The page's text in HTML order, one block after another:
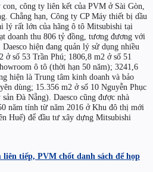
công ty liên kết của PVM ở Sài Gòn,
Chẳng hạn, Công ty CP Máy thiết bị dầu
lý rất lớn của hãng ô tô Mitsubishi tại
doanh thu 806 tỷ đồng, tương đương với
hiện đang quản lý sử dụng nhiều
số 53 Trần Phú; 1806,8 m2 ở số 51
ô tô (thời hạn 50 năm); 3241,6
hiện là Trung tâm kinh doanh và bảo
dùng; 15.356 m2 ở số 10 Nguyễn Phục
Đà Nẵng). Daesco cũng được nhà
năm tính từ năm 2016 ở Khu đô thị mới
Huế) để đầu tư xây dựng Mitsubishi
tiếp, PVM chốt danh sách để họp